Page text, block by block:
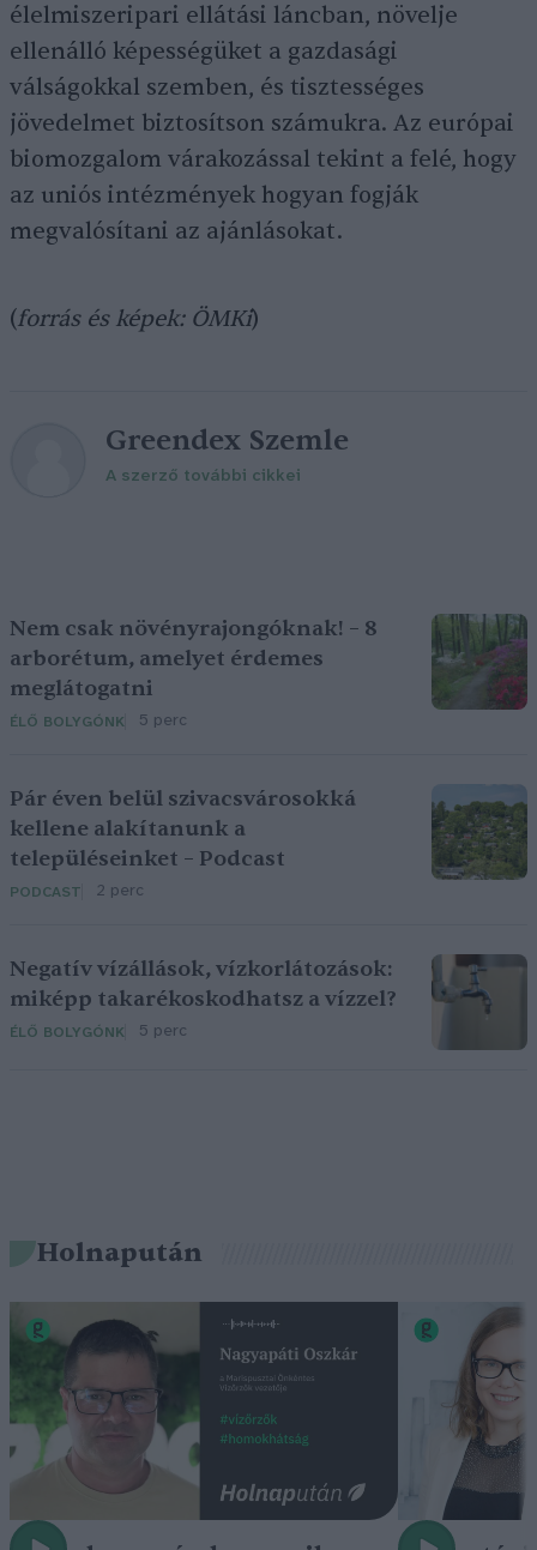
élelmiszeripari ellátási láncban, növelje
ellenálló képességüket a gazdasági
válságokkal szemben, és tisztességes
jövedelmet biztosítson számukra. Az európai
biomozgalom várakozással tekint a felé, hogy
az uniós intézmények hogyan fogják
megvalósítani az ajánlásokat.
(forrás és képek: ÖMKi)
Greendex Szemle
A szerző további cikkei
Nem csak növényrajongóknak! – 8
arborétum, amelyet érdemes
meglátogatni
ÉLŐ BOLYGÓNK 5 perc
Pár éven belül szivacsvárosokká
kellene alakítanunk a
településeinket – Podcast
PODCAST 2 perc
Negatív vízállások, vízkorlátozások:
miképp takarékoskodhatsz a vízzel?
ÉLŐ BOLYGÓNK 5 perc
Holnapután